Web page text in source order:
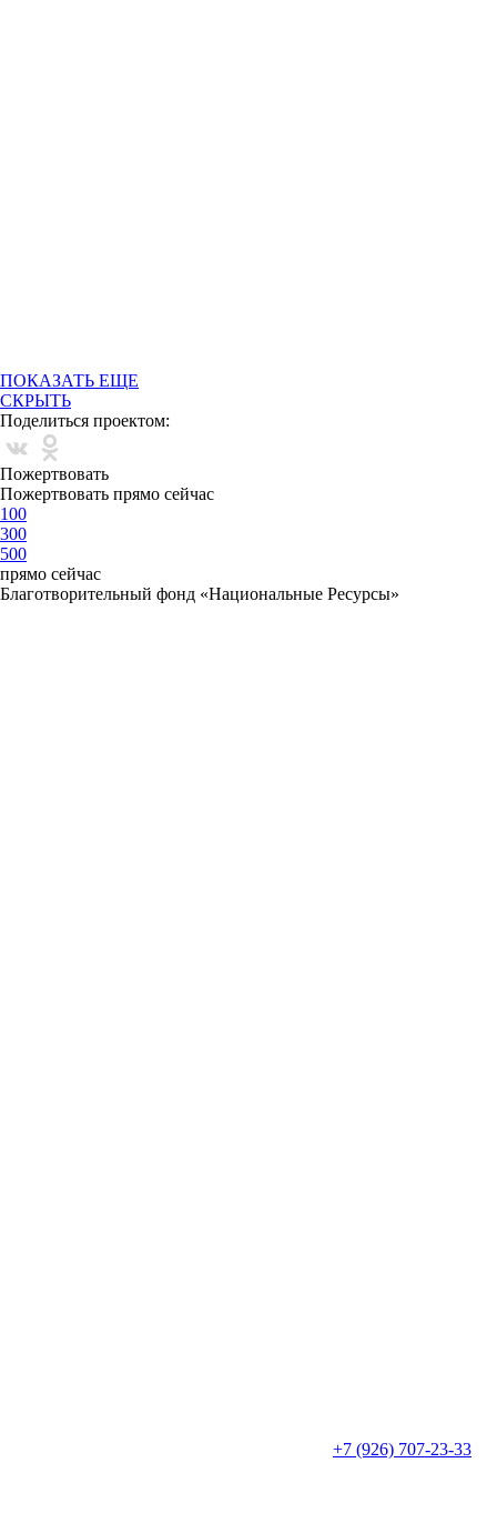
ПОКАЗАТЬ ЕЩЕ
СКРЫТЬ
Поделиться проектом:
Пожертвовать
Пожертвовать прямо сейчас
100
300
500
прямо сейчас
Благотворительный фонд «Национальные Ресурсы»
+7 (926) 707-23-33